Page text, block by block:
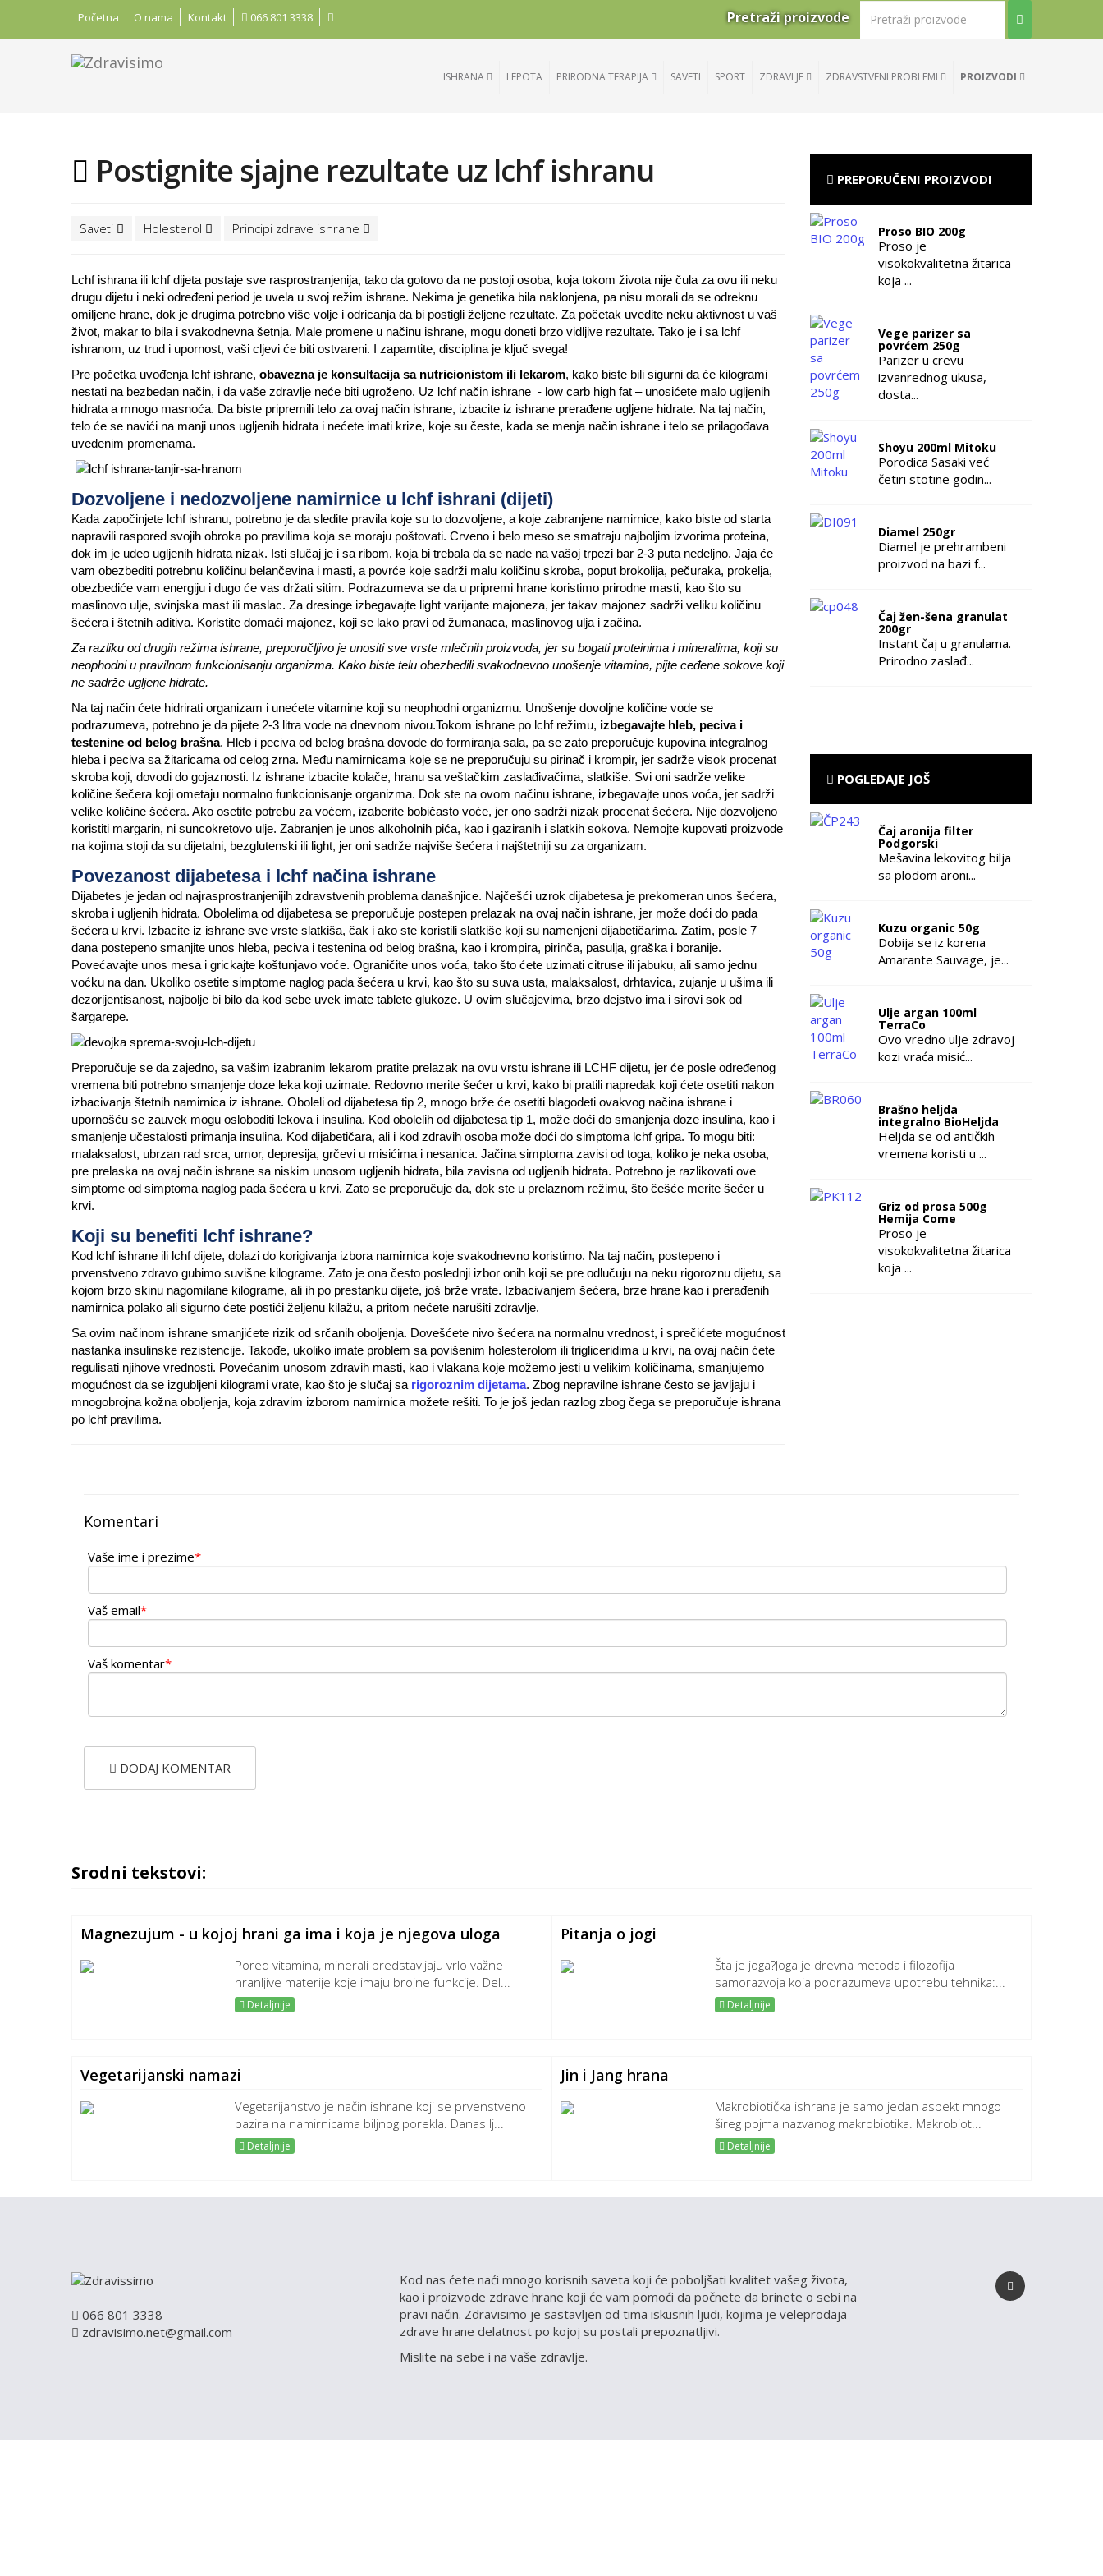
Početna O nama Kontakt 066 801 3338 Pretraži proizvode
ISHRANA LEPOTA PRIRODNA TERAPIJA SAVETI SPORT ZDRAVLJE ZDRAVSTVENI PROBLEMI PROIZVODI
Postignite sjajne rezultate uz lchf ishranu
Saveti Holesterol Principi zdrave ishrane
Lchf ishrana ili lchf dijeta postaje sve rasprostranjenija, tako da gotovo da ne postoji osoba, koja tokom života nije čula za ovu ili neku
drugu dijetu i neki određeni period je uvela u svoj režim ishrane. Nekima je genetika bila naklonjena, pa nisu morali da se odreknu
omiljene hrane, dok je drugima potrebno više volje i odricanja da bi postigli željene rezultate. Za početak uvedite neku aktivnost u vaš
život, makar to bila i svakodnevna šetnja. Male promene u načinu ishrane, mogu doneti brzo vidljive rezultate. Tako je i sa lchf
ishranom, uz trud i upornost, vaši cljevi će biti ostvareni. I zapamtite, disciplina je ključ svega!
Pre početka uvođenja lchf ishrane, obavezna je konsultacija sa nutricionistom ili lekarom, kako biste bili sigurni da će kilogrami
nestati na bezbedan način, i da vaše zdravlje neće biti ugroženo. Uz lchf način ishrane - low carb high fat – unosićete malo ugljenih
hidrata a mnogo masnoća. Da biste pripremili telo za ovaj način ishrane, izbacite iz ishrane prerađene ugljene hidrate. Na taj način,
telo će se navići na manji unos ugljenih hidrata i nećete imati krize, koje su česte, kada se menja način ishrane i telo se prilagođava
uvedenim promenama.
Dozvoljene i nedozvoljene namirnice u lchf ishrani (dijeti)
Kada započinjete lchf ishranu, potrebno je da sledite pravila koje su to dozvoljene, a koje zabranjene namirnice, kako biste od starta
napravili raspored svojih obroka po pravilima koja se moraju poštovati. Crveno i belo meso se smatraju najboljim izvorima proteina,
dok im je udeo ugljenih hidrata nizak. Isti slučaj je i sa ribom, koja bi trebala da se nađe na vašoj trpezi bar 2-3 puta nedeljno. Jaja će
vam obezbediti potrebnu količinu belančevina i masti, a povrće koje sadrži malu količinu skroba, poput brokolija, pečuraka, prokelja,
obezbediće vam energiju i dugo će vas držati sitim. Podrazumeva se da u pripremi hrane koristimo prirodne masti, kao što su
maslinovo ulje, svinjska mast ili maslac. Za dresinge izbegavajte light varijante majoneza, jer takav majonez sadrži veliku količinu
šećera i štetnih aditiva. Koristite domaći majonez, koji se lako pravi od žumanaca, maslinovog ulja i začina.
Za razliku od drugih režima ishrane, preporučljivo je unositi sve vrste mlečnih proizvoda, jer su bogati proteinima i mineralima, koji su
neophodni u pravilnom funkcionisanju organizma. Kako biste telu obezbedili svakodnevno unošenje vitamina, pijte ceđene sokove koji
ne sadrže ugljene hidrate.
Na taj način ćete hidrirati organizam i unećete vitamine koji su neophodni organizmu. Unošenje dovoljne količine vode se
podrazumeva, potrebno je da pijete 2-3 litra vode na dnevnom nivou.Tokom ishrane po lchf režimu, izbegavajte hleb, peciva i
testenine od belog brašna. Hleb i peciva od belog brašna dovode do formiranja sala, pa se zato preporučuje kupovina integralnog
hleba i peciva sa žitaricama od celog zrna. Među namirnicama koje se ne preporučuju su pirinač i krompir, jer sadrže visok procenat
skroba koji, dovodi do gojaznosti. Iz ishrane izbacite kolače, hranu sa veštačkim zaslađivačima, slatkiše. Svi oni sadrže velike
količine šečera koji ometaju normalno funkcionisanje organizma. Dok ste na ovom načinu ishrane, izbegavajte unos voća, jer sadrži
velike količine šećera. Ako osetite potrebu za voćem, izaberite bobičasto voće, jer ono sadrži nizak procenat šećera. Nije dozvoljeno
koristiti margarin, ni suncokretovo ulje. Zabranjen je unos alkoholnih pića, kao i gaziranih i slatkih sokova. Nemojte kupovati proizvode
na kojima stoji da su dijetalni, bezglutenski ili light, jer oni sadrže najviše šećera i najštetniji su za organizam.
Povezanost dijabetesa i lchf načina ishrane
Dijabetes je jedan od najrasprostranjenijih zdravstvenih problema današnjice. Najčešći uzrok dijabetesa je prekomeran unos šećera,
skroba i ugljenih hidrata. Obolelima od dijabetesa se preporučuje postepen prelazak na ovaj način ishrane, jer može doći do pada
šećera u krvi. Izbacite iz ishrane sve vrste slatkiša, čak i ako ste koristili slatkiše koji su namenjeni dijabetičarima. Zatim, posle 7
dana postepeno smanjite unos hleba, peciva i testenina od belog brašna, kao i krompira, pirinča, pasulja, graška i boranije.
Povećavajte unos mesa i grickajte koštunjavo voće. Ograničite unos voća, tako što ćete uzimati citruse ili jabuku, ali samo jednu
voćku na dan. Ukoliko osetite simptome naglog pada šećera u krvi, kao što su suva usta, malaksalost, drhtavica, zujanje u ušima ili
dezorijentisanost, najbolje bi bilo da kod sebe uvek imate tablete glukoze. U ovim slučajevima, brzo dejstvo ima i sirovi sok od
šargarepe.
Preporučuje se da zajedno, sa vašim izabranim lekarom pratite prelazak na ovu vrstu ishrane ili LCHF dijetu, jer će posle određenog
vremena biti potrebno smanjenje doze leka koji uzimate. Redovno merite šećer u krvi, kako bi pratili napredak koji ćete osetiti nakon
izbacivanja štetnih namirnica iz ishrane. Oboleli od dijabetesa tip 2, mnogo brže će osetiti blagodeti ovakvog načina ishrane i
upornošću se zauvek mogu osloboditi lekova i insulina. Kod obolelih od dijabetesa tip 1, može doći do smanjenja doze insulina, kao i
smanjenje učestalosti primanja insulina. Kod dijabetičara, ali i kod zdravih osoba može doći do simptoma lchf gripa. To mogu biti:
malaksalost, ubrzan rad srca, umor, depresija, grčevi u misićima i nesanica. Jačina simptoma zavisi od toga, koliko je neka osoba,
pre prelaska na ovaj način ishrane sa niskim unosom ugljenih hidrata, bila zavisna od ugljenih hidrata. Potrebno je razlikovati ove
simptome od simptoma naglog pada šećera u krvi. Zato se preporučuje da, dok ste u prelaznom režimu, što češće merite šećer u
krvi.
Koji su benefiti lchf ishrane?
Kod lchf ishrane ili lchf dijete, dolazi do korigivanja izbora namirnica koje svakodnevno koristimo. Na taj način, postepeno i
prvenstveno zdravo gubimo suvišne kilograme. Zato je ona često poslednji izbor onih koji se pre odlučuju na neku rigoroznu dijetu, sa
kojom brzo skinu nagomilane kilograme, ali ih po prestanku dijete, još brže vrate. Izbacivanjem šećera, brze hrane kao i prerađenih
namirnica polako ali sigurno ćete postići željenu kilažu, a pritom nećete narušiti zdravlje.
Sa ovim načinom ishrane smanjićete rizik od srčanih oboljenja. Dovešćete nivo šećera na normalnu vrednost, i sprečićete mogućnost
nastanka insulinske rezistencije. Takođe, ukoliko imate problem sa povišenim holesterolom ili trigliceridima u krvi, na ovaj način ćete
regulisati njihove vrednosti. Povećanim unosom zdravih masti, kao i vlakana koje možemo jesti u velikim količinama, smanjujemo
mogućnost da se izgubljeni kilogrami vrate, kao što je slučaj sa rigoroznim dijetama. Zbog nepravilne ishrane često se javljaju i
mnogobrojna kožna oboljenja, koja zdravim izborom namirnica možete rešiti. To je još jedan razlog zbog čega se preporučuje ishrana
po lchf pravilima.
PREPORUČENI PROIZVODI
Proso BIO 200g
Proso je
visokokvalitetna žitarica
koja ...
Vege parizer sa
povrćem 250g
Parizer u crevu
izvanrednog ukusa,
dosta...
Shoyu 200ml Mitoku
Porodica Sasaki već
četiri stotine godin...
Diamel 250gr
Diamel je prehrambeni
proizvod na bazi f...
Čaj žen-šena granulat
200gr
Instant čaj u granulama.
Prirodno zaslađ...
POGLEDAJE JOŠ
Čaj aronija filter
Podgorski
Mešavina lekovitog bilja
sa plodom aroni...
Kuzu organic 50g
Dobija se iz korena
Amarante Sauvage, je...
Ulje argan 100ml
TerraCo
Ovo vredno ulje zdravoj
kozi vraća misić...
Brašno heljda
integralno BioHeljda
Heljda se od antičkih
vremena koristi u ...
Griz od prosa 500g
Hemija Come
Proso je
visokokvalitetna žitarica
koja ...
Komentari
Vaše ime i prezime*
Vaš email*
Vaš komentar*
DODAJ KOMENTAR
Srodni tekstovi:
Magnezujum - u kojoj hrani ga ima i koja je njegova uloga
Pored vitamina, minerali predstavljaju vrlo važne
hranljive materije koje imaju brojne funkcije. Del...
Detaljnije
Pitanja o jogi
Šta je joga?Joga je drevna metoda i filozofija
samorazvoja koja podrazumeva upotrebu tehnika:...
Detaljnije
Vegetarijanski namazi
Vegetarijanstvo je način ishrane koji se prvenstveno
bazira na namirnicama biljnog porekla. Danas lj...
Detaljnije
Jin i Jang hrana
Makrobiotička ishrana je samo jedan aspekt mnogo
šireg pojma nazvanog makrobiotika. Makrobiot...
Detaljnije
066 801 3338
zdravisimo.net@gmail.com
Kod nas ćete naći mnogo korisnih saveta koji će poboljšati kvalitet vašeg života,
kao i proizvode zdrave hrane koji će vam pomoći da počnete da brinete o sebi na
pravi način. Zdravisimo je sastavljen od tima iskusnih ljudi, kojima je veleprodaja
zdrave hrane delatnost po kojoj su postali prepoznatljivi.
Mislite na sebe i na vaše zdravlje.